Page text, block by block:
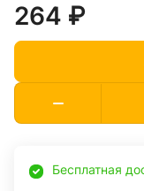
264 ₽
Бесплатная